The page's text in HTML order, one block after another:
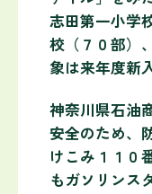
志田第一小学
校（７０部）
象は来年度新
神奈川県石油
安全のため、
けこみ１１０
もガソリンス